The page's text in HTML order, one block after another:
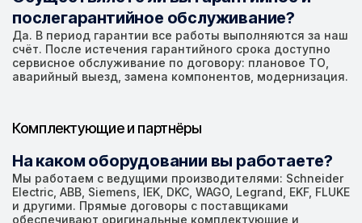
послегарантийное обслуживание?
Да. В период гарантии все работы выполняются за наш
счёт. После истечения гарантийного срока доступно
сервисное обслуживание по договору: плановое ТО,
аварийный выезд, замена компонентов, модернизация.
Комплектующие и партнёры
На каком оборудовании вы работаете?
Мы работаем с ведущими производителями: Schneider
Electric, ABB, Siemens, IEK, DKC, WAGO, Legrand, EKF, FLUKE
и другими. Прямые договоры с поставщиками
обеспечивают оригинальные комплектующие и